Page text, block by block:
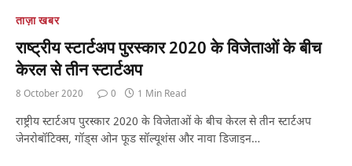
ताज़ा खबर
राष्ट्रीय स्टार्टअप पुरस्कार 2020 के विजेताओं के बीच
केरल से तीन स्टार्टअप
8 October 2020 0 1 Min Read
राष्ट्रीय स्टार्टअप पुरस्कार 2020 के विजेताओं के बीच केरल से तीन स्टार्टअप
जेनरोबॉटिक्स, गॉड्स ओन फूड सॉल्यूशंस और नावा डिजाइन…